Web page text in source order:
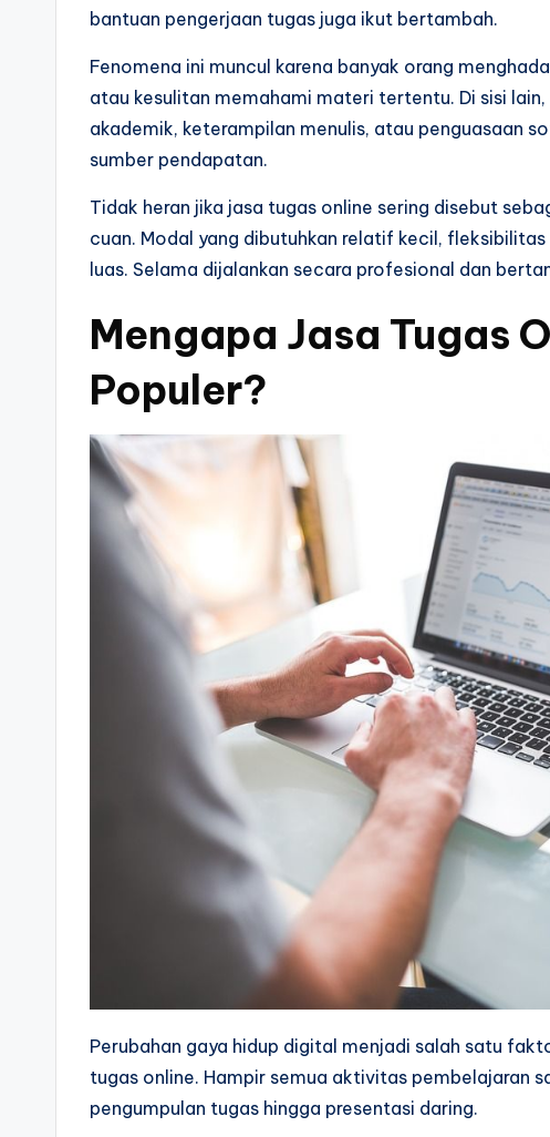
bantuan pengerjaan tugas juga ikut bertambah.
Fenomena ini muncul karena banyak orang
atau kesulitan memahami materi tertentu. Di sisi
akademik, keterampilan menulis, atau penguasaan
sumber pendapatan.
Tidak heran jika jasa tugas online sering disebut
cuan. Modal yang dibutuhkan relatif kecil,
luas. Selama dijalankan secara profesional dan
Mengapa Jasa Tugas
Populer?
Perubahan gaya hidup digital menjadi salah satu
tugas online. Hampir semua aktivitas pembelajaran
pengumpulan tugas hingga presentasi daring.